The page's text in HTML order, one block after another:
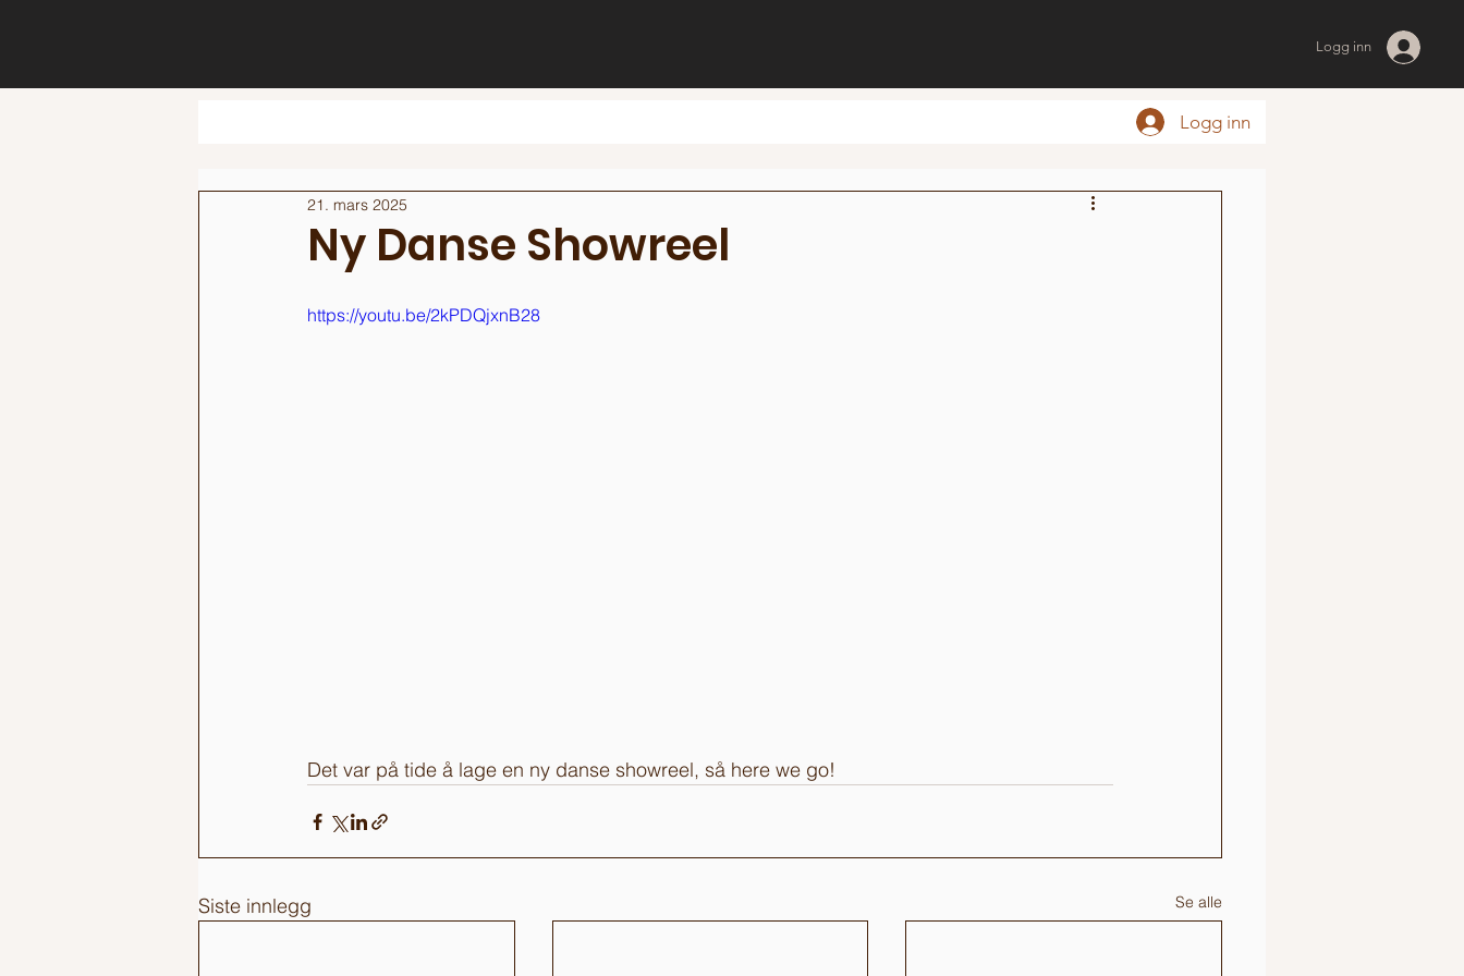
Logg inn
Logg inn
Ny Danse Showreel
21. mars 2025
https://youtu.be/2kPDQjxnB28
Det var på tide å lage en ny danse showreel, så here we go!
Siste innlegg Se alle